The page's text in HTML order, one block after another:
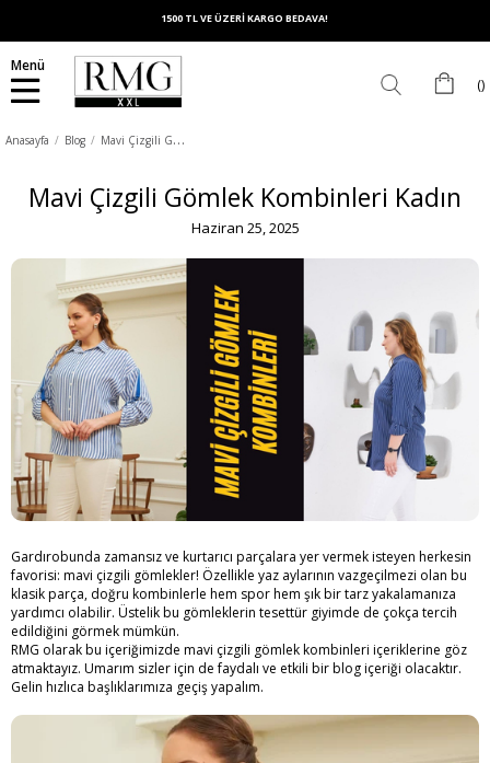
1500 TL VE ÜZERİ KARGO BEDAVA!
Menü
Anasayfa Blog M
avi Çizgili Gömlek Kombinleri Kadın
Mavi Çizgili Gömlek Kombinleri Kadın
Gardırobunda zamansız ve kurtarıcı parçalara yer vermek isteyen herkesin
favorisi: mavi çizgili gömlekler! Özellikle yaz aylarının vazgeçilmezi olan bu
klasik parça, doğru kombinlerle hem spor hem şık bir tarz yakalamanıza
yardımcı olabilir. Üstelik bu gömleklerin tesettür giyimde de çokça tercih
edildiğini görmek mümkün.
RMG olarak bu içeriğimizde mavi çizgili gömlek kombinleri içeriklerine göz
atmaktayız. Umarım sizler için de faydalı ve etkili bir blog içeriği olacaktır.
Gelin hızlıca başlıklarımıza geçiş yapalım.
Haziran 25, 2025